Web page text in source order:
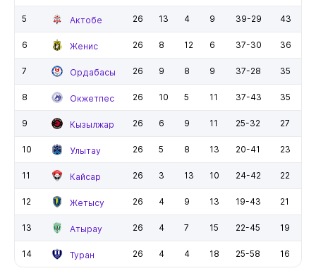
5 Актобе 26 13 4 9 39-29 43
6 Женис 26 8 12 6 37-30 36
7 Ордабасы 26 9 8 9 37-28 35
8 Окжетпес 26 10 5 11 37-43 35
9 Кызылжар 26 6 9 11 25-32 27
10 Улытау 26 5 8 13 20-41 23
11 Кайсар 26 3 13 10 24-42 22
12 Жетысу 26 4 9 13 19-43 21
13 Атырау 26 4 7 15 22-45 19
14 Туран 26 4 4 18 25-58 16